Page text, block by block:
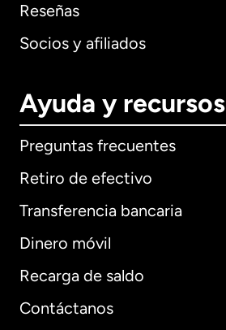
Reseñas
Socios y afiliados
Ayuda y recursos
Preguntas frecuentes
Retiro de efectivo
Transferencia bancaria
Dinero móvil
Recarga de saldo
Contáctanos